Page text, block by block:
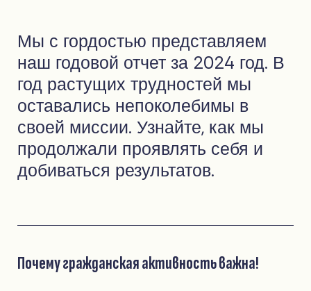
Мы с гордостью представляем
наш годовой отчет за 2024 год. В
год растущих трудностей мы
оставались непоколебимы в
своей миссии. Узнайте, как мы
продолжали проявлять себя и
добиваться результатов.
Почему гражданская активность важна!